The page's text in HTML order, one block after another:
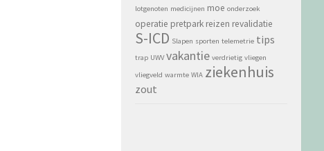
lotgenoten medicijnen moe onderzoek
operatie pretpark reizen revalidatie
S-ICD Slapen sporten telemetrie tips
trap UWV vakantie verdrietig vliegen
vliegveld warmte WIA ziekenhuis
zout